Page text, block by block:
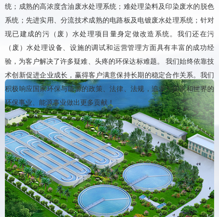
统；成熟的高浓度含油废水处理系统；难处理染料及印染废水的脱色
系统；先进实用、分流技术成熟的电路板及电镀废水处理系统；针对
现已建成的污（废）水处理项目量身定做改造系统。我们还在污
（废）水处理设备、设施的调试和运营管理方面具有丰富的成功经
验，为客户解决了许多疑难、头疼的环保达标难题。 我们始终依靠技
术创新促进企业成长，赢得客户满意保持长期的稳定合作关系。我们
积极响应国家环保与能源的政策、法律、法规，追求为国家和世界的
环保事业、能源事业做出更多贡献！